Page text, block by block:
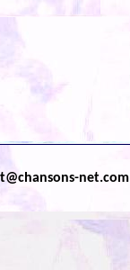
net.com